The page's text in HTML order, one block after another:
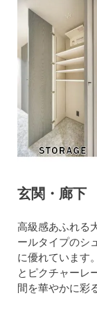
玄関・廊下
高級感あふれる
ールタイプのシ
に優れています
とピクチャーレ
間を華やかに彩